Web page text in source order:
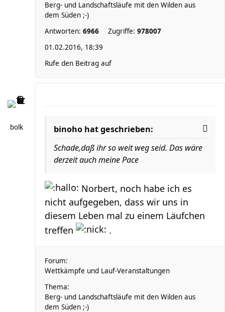
Berg- und Landschaftsläufe mit den Wilden aus
dem Süden ;-)
Antworten: 6966 Zugriffe: 978007
01.02.2016, 18:39
Rufe den Beitrag auf
bolk
binoho hat geschrieben:
Schade,daß ihr so weit weg seid. Das wäre
derzeit auch meine Pace
Norbert, noch habe ich es
nicht aufgegeben, dass wir uns in
diesem Leben mal zu einem Läufchen
treffen
.
Forum:
Wettkämpfe und Lauf-Veranstaltungen
Thema:
Berg- und Landschaftsläufe mit den Wilden aus
dem Süden ;-)